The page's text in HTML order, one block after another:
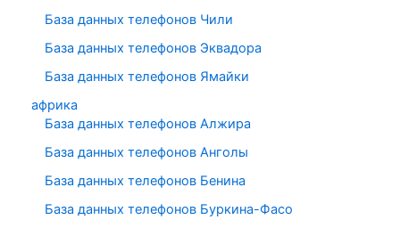
База данных телефонов Чили
База данных телефонов Эквадора
База данных телефонов Ямайки
африка
База данных телефонов Алжира
База данных телефонов Анголы
База данных телефонов Бенина
База данных телефонов Буркина-Фасо